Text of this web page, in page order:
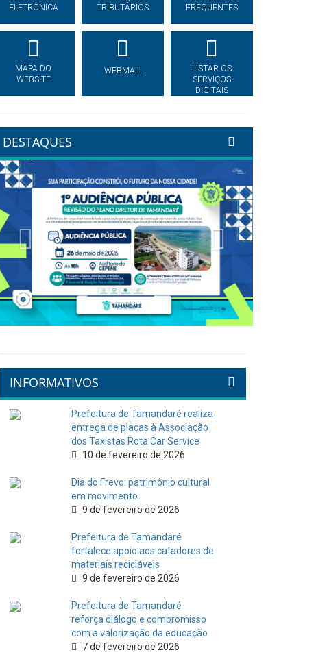
ELETRÔNICA
TRIBUTÁRIOS
FREQUENTES
MAPA DO
WEBSITE
WEBMAIL
LISTAR OS
SERVIÇOS
DIGITAIS
DESTAQUES
Previous Next
INFORMATIVOS
Prefeitura de Tamandaré realiza
entrega de placas à Associação
dos Taxistas Rota Car Service
10 de fevereiro de 2026
Dia do Frevo: patrimônio cultural
em movimento
9 de fevereiro de 2026
Prefeitura de Tamandaré
fortalece apoio aos catadores de
materiais recicláveis
9 de fevereiro de 2026
Prefeitura de Tamandaré
reforça diálogo e compromisso
com a valorização da educação
7 de fevereiro de 2026